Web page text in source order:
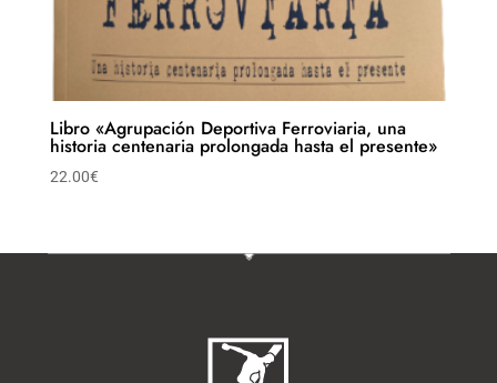
Libro «Agrupación Deportiva Ferroviaria, una
historia centenaria prolongada hasta el presente»
22.00€